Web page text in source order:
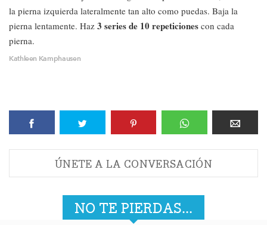
la pierna izquierda lateralmente tan alto como puedas. Baja la
pierna lentamente. Haz 3 series de 10 repeticiones con cada
pierna.
Kathleen Kamphausen
ÚNETE A LA CONVERSACIÓN
NO TE PIERDAS...